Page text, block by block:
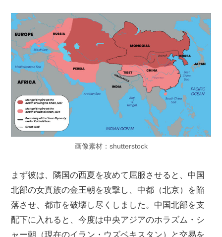
画像素材：shutterstock
まず彼は、隣国の西夏を攻めて屈服させると、中国
北部の女真族の金王朝を攻撃し、中都（北京）を陥
落させ、都市を破壊し尽くしました。中国北部を支
配下に入れると、今度は中央アジアのホラズム・シ
ャー朝（現在のイラン・ウズベキスタン）と交易を